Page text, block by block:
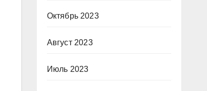
Октябрь 2023
Август 2023
Июль 2023